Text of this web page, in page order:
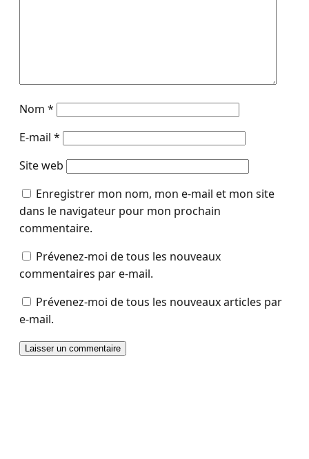
Nom *
E-mail *
Site web
Enregistrer mon nom, mon e-mail et mon site
dans le navigateur pour mon prochain
commentaire.
Prévenez-moi de tous les nouveaux
commentaires par e-mail.
Prévenez-moi de tous les nouveaux articles par
e-mail.